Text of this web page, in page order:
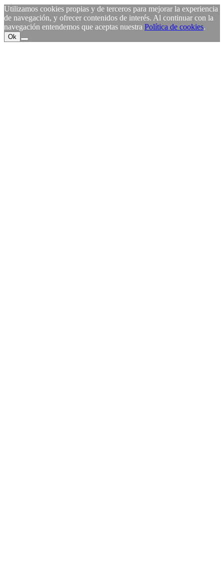
Utilizamos cookies propias y de terceros para mejorar la experiencia
de navegación, y ofrecer contenidos de interés. Al continuar con la
navegación entendemos que aceptas nuestra Política de cookies.
Ok